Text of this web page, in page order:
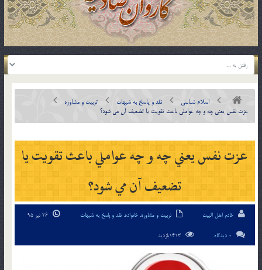
اسلام شناسی نقد و پاسخ به شبهات
تربیت و مشاوره
عزت نفس يعني چه و چه عواملي باعث تقويت يا تضعيف آن مي شود؟
عزت نفس يعني چه و چه عواملي باعث تقويت يا
تضعيف آن مي شود؟
خادم اهل البیت تربیت و مشاوره, خانواده, نقد و پاسخ به شبهات
0 دیدگاه